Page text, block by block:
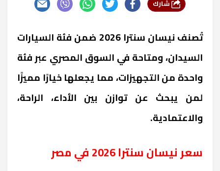
تُصنف نيسان سنترا 2026 ضمن فئة السيارات
السيدان، ومتاحة في السوق المصري عبر فئة
واحدة من التجهيزات، مما يجعلها خيارًا مميزًا
لمن يبحث عن توازن بين الأداء، الراحة،
والاعتمادية.
سعر نيسان سنترا 2026 في مصر